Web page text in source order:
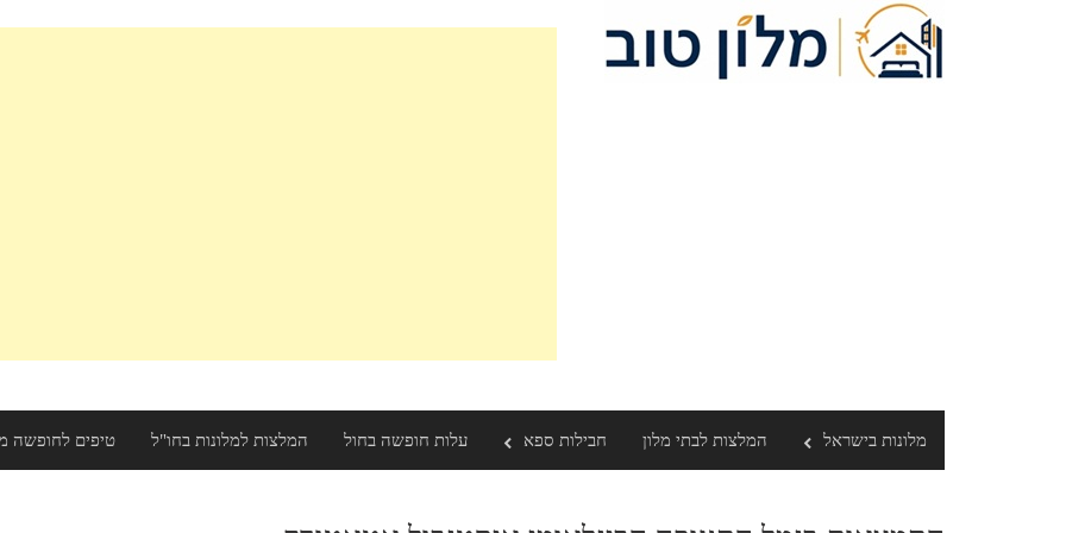
מלונות בישראל המלצות לבתי מלון חבילות ספא עלות חופשה בחול המלצות למלונות בחו"ל טיפים לחופשה